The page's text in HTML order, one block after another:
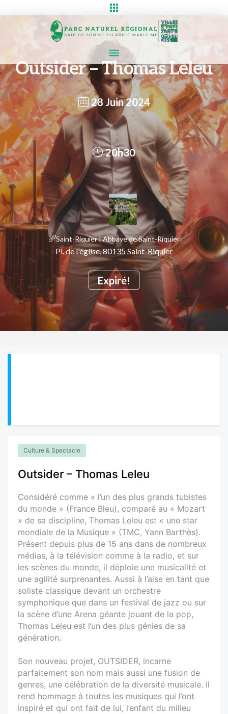
Outsider – Thomas Leleu
28 Juin 2024
Expiré!
20h30
Saint-Riquier | Abbaye de Saint-Riquier
Pl. de l'église, 80135 Saint-Riquier
Culture & Spectacle
Outsider – Thomas Leleu
Considéré comme « l’un des plus grands tubistes
du monde » (France Bleu), comparé au « Mozart
» de sa discipline, Thomas Leleu est « une star
mondiale de la Musique » (TMC, Yann Barthès).
Présent depuis plus de 15 ans dans de nombreux
médias, à la télévision comme à la radio, et sur
les scènes du monde, il déploie une musicalité et
une agilité surprenantes. Aussi à l’aise en tant que
soliste classique devant un orchestre
symphonique que dans un festival de jazz ou sur
la scène d’une Arena géante jouant de la pop,
Thomas Leleu est l’un des plus génies de sa
génération.
Son nouveau projet, OUTSIDER, incarne
parfaitement son nom mais aussi une fusion de
genres, une célébration de la diversité musicale. Il
rend hommage à toutes les musiques qui l’ont
inspiré et qui ont fait de lui, l’enfant du milieu